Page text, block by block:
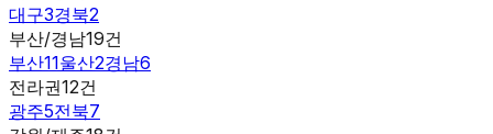
대구3경북2
부산/경남19건
부산11울산2경남6
전라권12건
광주5전북7